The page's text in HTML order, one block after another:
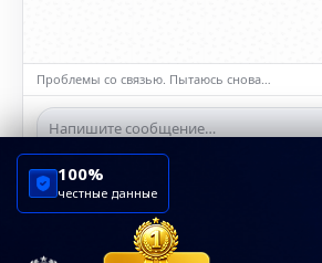
Проблемы со связью. Пытаюсь снова…
100%
честные данные